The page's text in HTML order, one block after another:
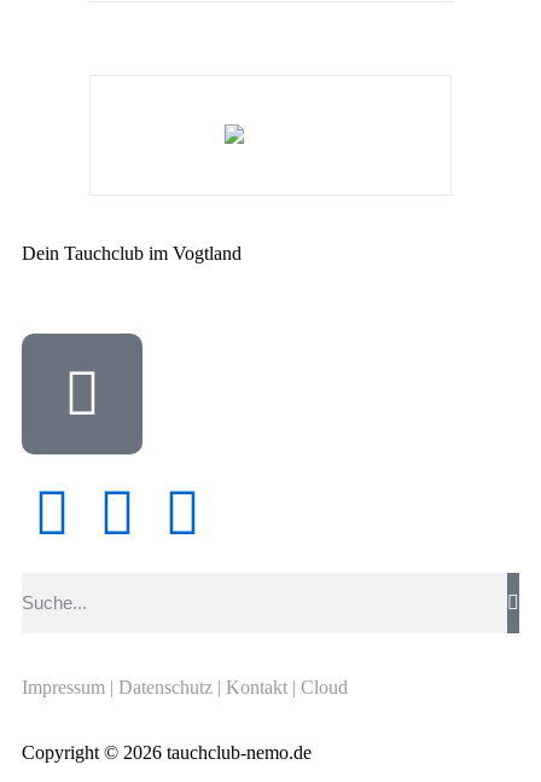
Dein Tauchclub im Vogtland
Impressum | Datenschutz | Kontakt | Cloud
Copyright © 2026 tauchclub-nemo.de